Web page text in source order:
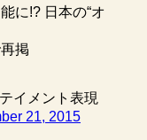
に!? 日本の“オ
掲
イメント表現
21, 2015